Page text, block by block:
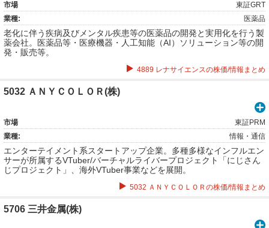
市場
東証GRT
業種:
医薬品
老化に伴う疾病及びメンタル疾患等の医薬品の開発と実用化を行う製
薬会社。医薬品等・医療機器・人工知能（AI）ソリューション等の開
発・販売等。
4889 レナサイエンスの株価/情報まとめ
5032 ＡＮＹＣＯＬＯＲ(株)
市場
東証PRM
業種:
情報・通信
エンターテイメント系スタートアップ企業。多種多様なインフルエン
サーが所属するVTuber/バーチャルライバープロジェクト「にじさん
じプロジェクト」、海外VTuber事業などを展開。
5032 ＡＮＹＣＯＬＯＲの株価/情報まとめ
5706 三井金属(株)